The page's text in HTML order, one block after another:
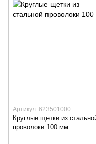
Артикул: 623501000
Круглые щетки из
проволоки 100 мм